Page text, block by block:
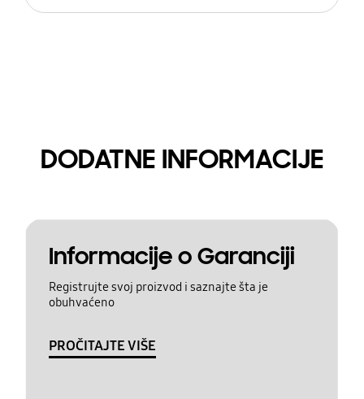
DODATNE INFORMACIJE
Informacije o Garanciji
Registrujte svoj proizvod i saznajte šta je
obuhvaćeno
PROČITAJTE VIŠE